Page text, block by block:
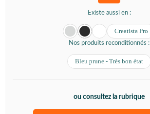
Existe aussi en :
Creatista Pro
Nos produits reconditionnés :
Bleu prune - Très bon état
ou consultez la rubrique